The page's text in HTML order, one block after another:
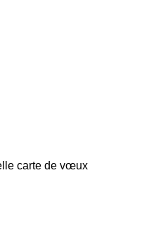
carte de vœux